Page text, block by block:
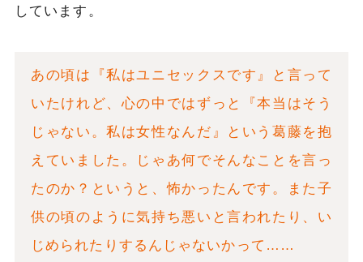
しています。
あの頃は『私はユニセックスです』と言って
いたけれど、心の中ではずっと『本当はそう
じゃない。私は女性なんだ』という葛藤を抱
えていました。じゃあ何でそんなことを言っ
たのか？というと、怖かったんです。また子
供の頃のように気持ち悪いと言われたり、い
じめられたりするんじゃないかって……